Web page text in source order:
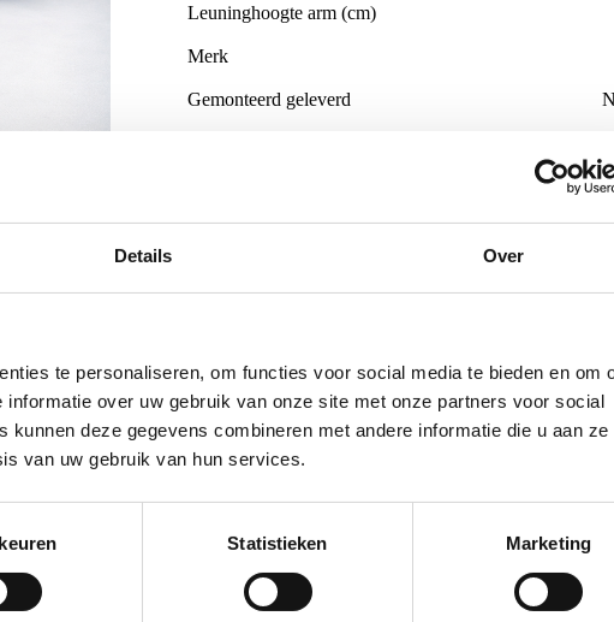
Details Over
te personaliseren, om functies voor social media te bieden en om
over uw gebruik van onze site met onze partners voor social
kunnen deze gegevens combineren met andere informatie die u aan ze
van uw gebruik van hun services.
Statistieken Marketing
Leuninghoogte arm (cm)
Merk
Gemonteerd geleverd
All in house
thuis bezorgd boven de €100,-
Interessant voor jou